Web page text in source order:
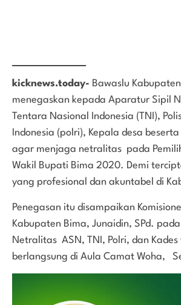
kicknews.today- Bawaslu
menegaskan kepada Aparatur Sipil
Tentara Nasional Indonesia (TNI),
Indonesia (polri), Kepala desa
agar menjaga netralitas pada
Wakil Bupati Bima 2020. Demi
yang profesional dan akuntabel di
Penegasan itu disampaikan
Kabupaten Bima, Junaidin, SPd.
Netralitas ASN, TNI, Polri, dan Kades
berlangsung di Aula Camat Woha,